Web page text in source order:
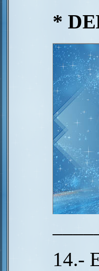
*
14.-